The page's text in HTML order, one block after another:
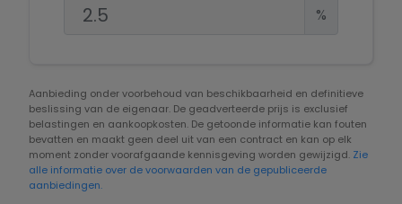
%
Aanbieding onder voorbehoud van beschikbaarheid en definitieve
beslissing van de eigenaar. De geadverteerde prijs is exclusief
belastingen en aankoopkosten. De getoonde informatie kan fouten
bevatten en maakt geen deel uit van een contract en kan op elk
moment zonder voorafgaande kennisgeving worden gewijzigd. Zie
alle informatie over de voorwaarden van de gepubliceerde
aanbiedingen.